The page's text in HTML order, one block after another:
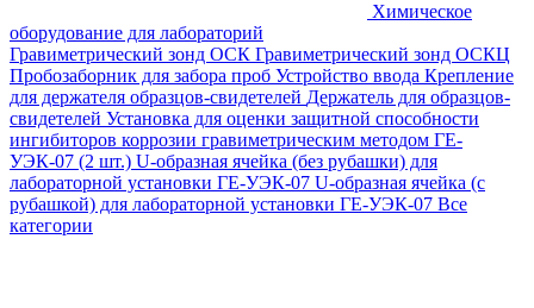
Химическое
оборудование для лабораторий
Гравиметрический зонд ОСК Гравиметрический зонд ОСКЦ
Пробозаборник для забора проб Устройство ввода Крепление
для держателя образцов-свидетелей Держатель для образцов-
свидетелей Установка для оценки защитной способности
ингибиторов коррозии гравиметрическим методом ГЕ-
УЭК-07 (2 шт.) U-образная ячейка (без рубашки) для
лабораторной установки ГЕ-УЭК-07 U-образная ячейка (с
рубашкой) для лабораторной установки ГЕ-УЭК-07 Все
категории